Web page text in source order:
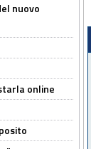
nuovo
online